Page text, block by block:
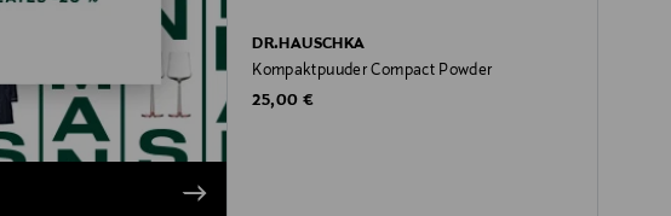
DR.HAUSCHKA
Kompaktpuuder Compact Powder
Original Price
25,00 €